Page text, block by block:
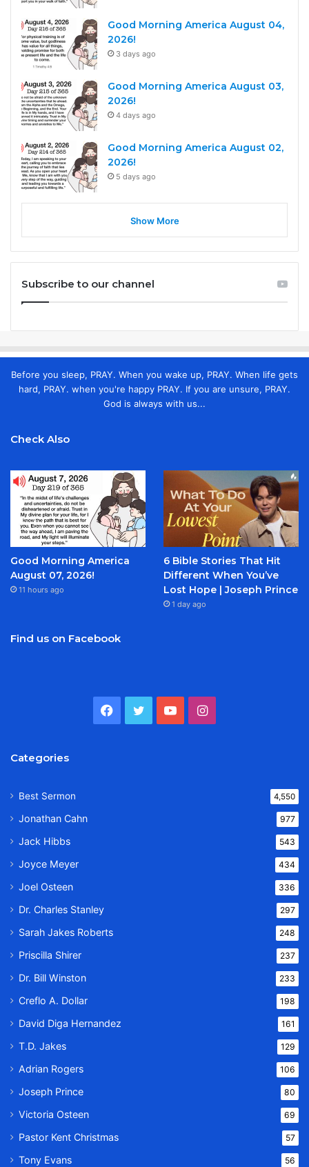
Good Morning America August 04,
2026!
3 days ago
Good Morning America August 03,
2026!
4 days ago
Good Morning America August 02,
2026!
5 days ago
Show More
Subscribe to our channel
Before you sleep, PRAY. When you wake up, PRAY. When life gets
hard, PRAY. when you're happy PRAY. If you are unsure, PRAY.
God is always with us...
Check Also
Good Morning America
August 07, 2026!
11 hours ago
6 Bible Stories That Hit
Different When You’ve
Lost Hope | Joseph Prince
1 day ago
Find us on Facebook
Facebook
TwitterYouTubeInstagram
Categories
Best Sermon 4,550
Jonathan Cahn 977
Jack Hibbs 543
Joyce Meyer 434
Joel Osteen 336
Dr. Charles Stanley 297
Sarah Jakes Roberts 248
Priscilla Shirer 237
Dr. Bill Winston 233
Creflo A. Dollar 198
David Diga Hernandez 161
T.D. Jakes 129
Adrian Rogers 106
Joseph Prince 80
Victoria Osteen 69
Pastor Kent Christmas 57
Tony Evans 56